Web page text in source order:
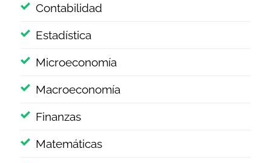
Contabilidad
Estadística
Microeconomía
Macroeconomía
Finanzas
Matemáticas